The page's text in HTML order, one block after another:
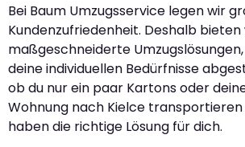
Bei Baum Umzugsservice legen wir
Kundenzufriedenheit. Deshalb bieten
maßgeschneiderte
deine individuellen Bedürfnisse
ob du nur ein paar Kartons oder
Wohnung nach Kielce
haben die richtige Lösung für dich.